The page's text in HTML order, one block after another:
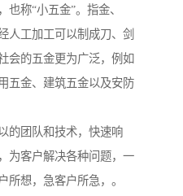
称“小五金”。指金、
人工加工可以制成刀、剑
会的五金更为广泛，例如
五金、建筑五金以及安防
的团队和技术，快速响
为客户解决各种问题，一
所想，急客户所急，。